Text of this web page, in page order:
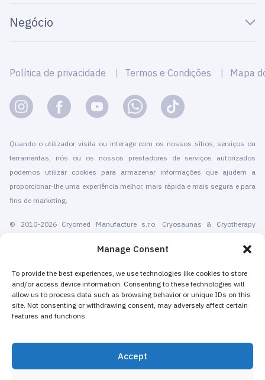
Manage Consent
To provide the best experiences, we use technologies like cookies to store
and/or access device information. Consenting to these technologies will
allow us to process data such as browsing behavior or unique IDs on this
site. Not consenting or withdrawing consent, may adversely affect certain
features and functions.
Accept
Negócio
Política de privacidade Termos e Condições Mapa
Quando o utilizador visita ou interage com os nossos sítios, serviços ou
ferramentas, nós ou os nossos prestadores de serviços autorizados
podemos utilizar cookies para armazenar informações que ajudem a
proporcionar-lhe uma experiência melhor, mais rápida e mais segura e para
fins de marketing.
© 2010-2026 Cryomed Manufacture s.r.o. Cryosaunas & Cryotherapy
A Cryomed produz equipamentos de crioterapia desde 2002. As nossas
criosaunas de corpo inteiro e dispositivos criogênicos locais têm
certificação CE. Oferecemos instalação, manutenção,formação,
centros de crioterapia autónomos como para empresas existentes que
adicionam a crioterapia para aumentar as suas receitas. A maioria das
máquinas de crioterapia localizada e de corpo inteiro da Cryomed são